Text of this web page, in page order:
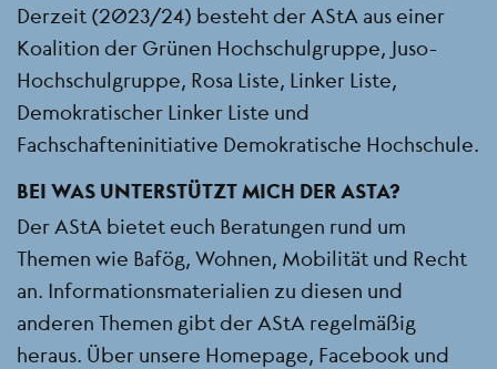
Derzeit (2023/24) besteht der AStA aus einer
Koalition der Grünen Hochschulgruppe, Juso-
Hochschulgruppe, Rosa Liste, Linker Liste,
Demokratischer Linker Liste und
Fachschafteninitiative Demokratische Hochschule.
BEI WAS UNTERSTÜTZT MICH DER ASTA?
Der AStA bietet euch Beratungen rund um
Themen wie Bafög, Wohnen, Mobilität und Recht
an. Informationsmaterialien zu diesen und
anderen Themen gibt der AStA regelmäßig
heraus. Über unsere Homepage, Facebook und